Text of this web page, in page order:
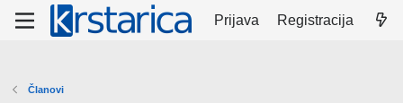
Prijava Registracija
Članovi